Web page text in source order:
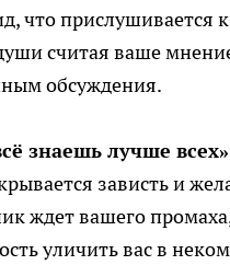
что прислушивается
считая ваше
обсуждения.
знаешь лучше всех»
зависть и
ждет вашего
уличить вас в